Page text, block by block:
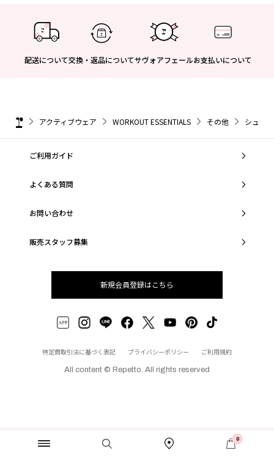
0
配送について交換・返品についてサヴォアフェールお支払いについて
アクティブウェア WORKOUT ESSENTIALS その他 シュシュ
ご利用ガイド
よくある質問
お問い合わせ
販売スタッフ募集
新規会員登録はこちら
特定商取引法に基づく表記 プライバシーポリシー ご利用規約
All content © Repetto. All rights reserved